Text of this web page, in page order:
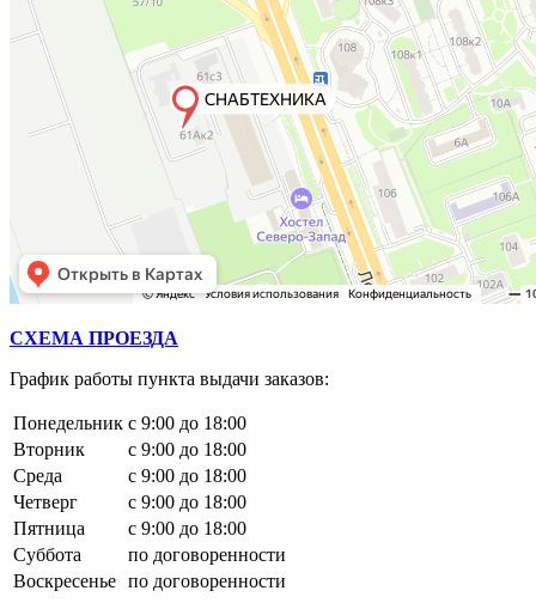
СХЕМА ПРОЕЗДА
График работы пункта выдачи заказов:
Понедельник с 9:00 до 18:00
Вторник
с 9:00 до 18:00
Среда
с 9:00 до 18:00
Четверг
с 9:00 до 18:00
Пятница
с 9:00 до 18:00
Суббота
по договоренности
Воскресенье по договоренности